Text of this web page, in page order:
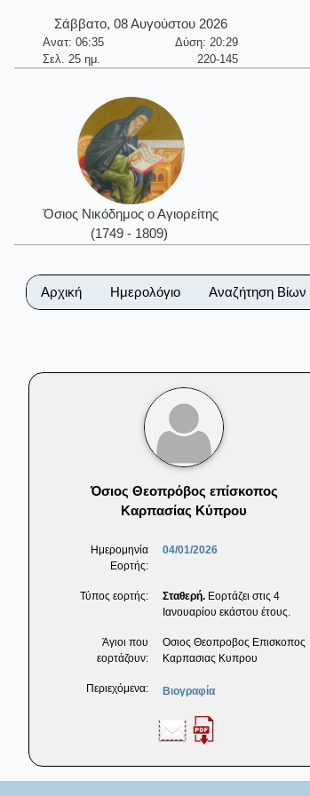
Σάββατο, 08 Αυγούστου 2026
Ανατ: 06:35
Δύση: 20:29
Σελ. 25 ημ.
220-145
Όσιος Νικόδημος ο Αγιορείτης
(1749 - 1809)
Αρχική Ημερολόγιο Αναζήτηση Βίων
Όσιος Θεοπρόβος επίσκοπος
Καρπασίας Κύπρου
Ημερομηνία
Εορτής:
04/01/2026
Τύπος εορτής: Σταθερή. Εορτάζει στις 4
Ιανουαρίου εκάστου έτους.
Άγιοι που
εορτάζουν:
Οσιος Θεοπροβος Επισκοπος
Καρπασιας Κυπρου
Περιεχόμενα: Βιογραφία